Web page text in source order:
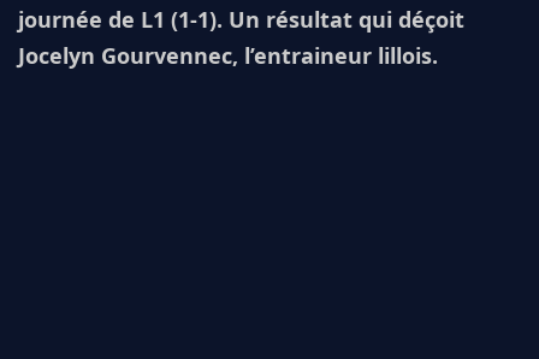
journée de L1 (1-1). Un résultat qui déçoit
Jocelyn Gourvennec, l’entraineur lillois.